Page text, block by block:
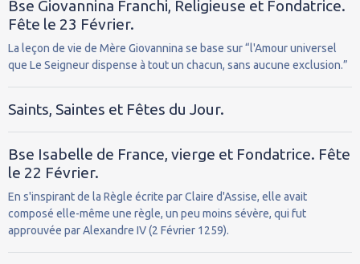
Bse Giovannina Franchi, Religieuse et Fondatrice.
Fête le 23 Février.
La leçon de vie de Mère Giovannina se base sur “l'Amour universel
que Le Seigneur dispense à tout un chacun, sans aucune exclusion.”
Saints, Saintes et Fêtes du Jour.
Bse Isabelle de France, vierge et Fondatrice. Fête
le 22 Février.
En s'inspirant de la Règle écrite par Claire d'Assise, elle avait
composé elle-même une règle, un peu moins sévère, qui fut
approuvée par Alexandre IV (2 Février 1259).